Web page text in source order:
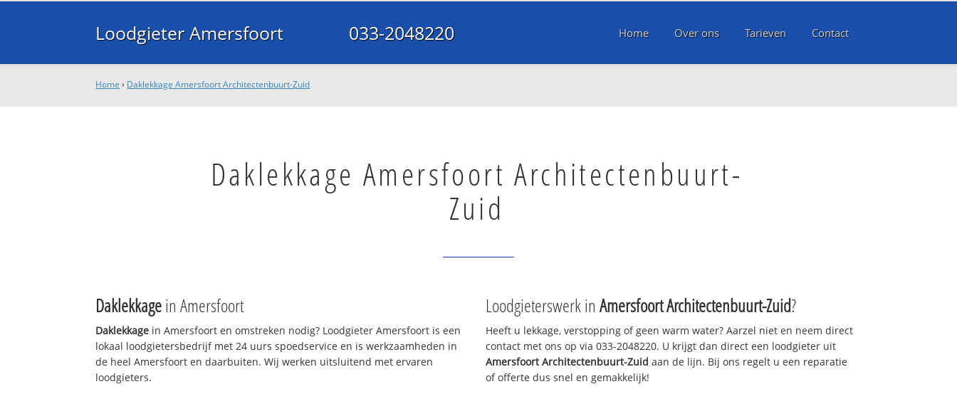
Loodgieter Amersfoort 033-2048220 Home Over ons Tarieven Contact
Home › Daklekkage Amersfoort Architectenbuurt-Zuid
Daklekkage Amersfoort Architectenbuurt-
Zuid
Daklekkagein Amersfoort
Daklekkage in Amersfoort en omstreken nodig? Loodgieter Amersfoort is een
lokaal loodgietersbedrijf met 24 uurs spoedservice en is werkzaamheden in
de heel Amersfoort en daarbuiten. Wij werken uitsluitend met ervaren
loodgieters.
Loodgieterswerk in Amersfoort Architectenbuurt-Zuid?
Heeft u lekkage, verstopping of geen warm water? Aarzel niet en neem direct
contact met ons op via 033-2048220. U krijgt dan direct een loodgieter uit
Amersfoort Architectenbuurt-Zuid aan de lijn. Bij ons regelt u een reparatie
of offerte dus snel en gemakkelijk!